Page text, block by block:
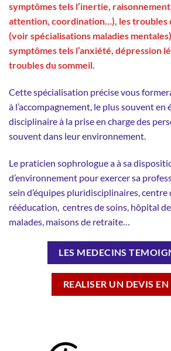
symptômes tels l’inertie,
attention, coordination…), les troubles
(voir spécialisations maladies
symptômes tels l’anxiété, dépression
troubles du sommeil.
Cette spécialisation précise vous
à l’accompagnement, le plus souvent en
disciplinaire à la prise en charge des
souvent dans leur environnement.
Le praticien sophrologue a à sa
d’environnement pour exercer sa
sein d’équipes pluridisciplinaires, centre
rééducation, centres de soins, hôpital
malades, maisons de retraite…
LES MEDECINS
REALISER UN DEVIS